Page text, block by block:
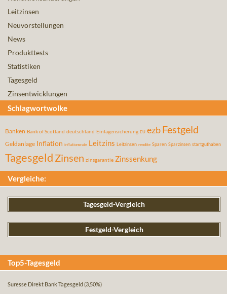
Leitzinsen
Neuvorstellungen
News
Produkttests
Statistiken
Tagesgeld
Zinsentwicklungen
Schlagwortwolke
Banken Bank of Scotland deutschland Einlagensicherung EU ezbFestgeld
Geldanlage Inflation inflationsrate Leitzins Leitzinsen rendite Sparen Sparzinsen startguthaben
Tagesgeld Zinsen zinsgarantie Zinssenkung
Vergleiche:
Tagesgeld-Vergleich
Festgeld-Vergleich
Top5-Tagesgeld
Suresse Direkt Bank Tagesgeld (3,50%)